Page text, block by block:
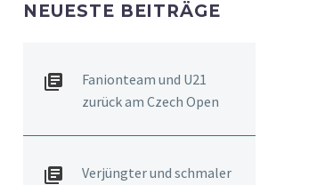
NEUESTE BEITRÄGE
Fanionteam und U21
zurück am Czech Open
Verjüngter und schmaler